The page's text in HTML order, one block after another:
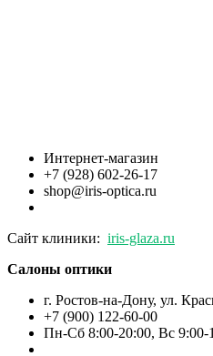
Интернет-магазин
+7 (928) 602-26-17
shop@iris-optica.ru
Сайт клиники: iris-glaza.ru
Салоны оптики
г. Ростов-на-Дону, ул.
+7 (900) 122-60-00
Пн-Cб 8:00-20:00, Вс 9:00-